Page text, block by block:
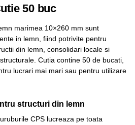
50 buc
marimea 10×260 mm sunt
in lemn, fiind potrivite pentru
din lemn, consolidari locale si
Cutia contine 50 de bucati,
lucrari mai mari sau pentru utilizare
structuri din lemn
CPS lucreaza pe toata